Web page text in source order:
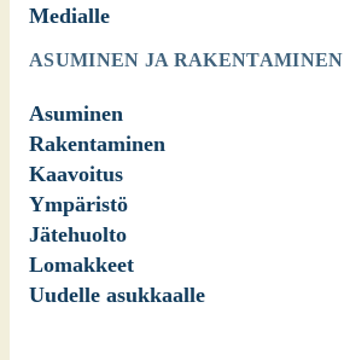
Medialle
ASUMINEN JA RAKENTAMINEN
Asuminen
Rakentaminen
Kaavoitus
Ympäristö
Jätehuolto
Lomakkeet
Uudelle asukkaalle